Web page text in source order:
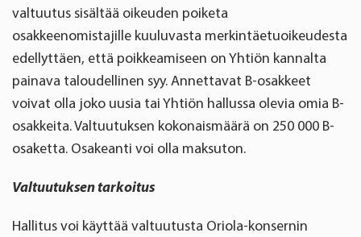
valtuutus sisältää oikeuden poiketa
osakkeenomistajille kuuluvasta merkintäetuoikeudesta
edellyttäen, että poikkeamiseen on Yhtiön kannalta
painava taloudellinen syy. Annettavat B-osakkeet
voivat olla joko uusia tai Yhtiön hallussa olevia omia B-
osakkeita. Valtuutuksen kokonaismäärä on 250 000 B-
osaketta. Osakeanti voi olla maksuton.
Valtuutuksen tarkoitus
Hallitus voi käyttää valtuutusta Oriola-konsernin